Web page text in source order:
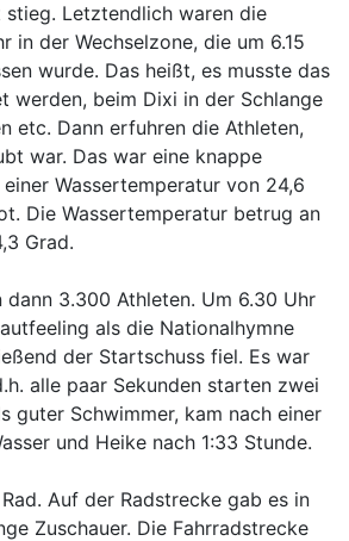
Letztendlich waren die
in der Wechselzone, die um 6.15
wurde. Das heißt, es musste das
werden, beim Dixi in der Schlange
etc. Dann erfuhren die Athleten,
war. Das war eine knappe
Wassertemperatur von 24,6
Die Wassertemperatur betrug an
Grad.
3.300 Athleten. Um 6.30 Uhr
als die Nationalhymne
der Startschuss fiel. Es war
alle paar Sekunden starten zwei
guter Schwimmer, kam nach einer
und Heike nach 1:33 Stunde.
Auf der Radstrecke gab es in
Zuschauer. Die Fahrradstrecke